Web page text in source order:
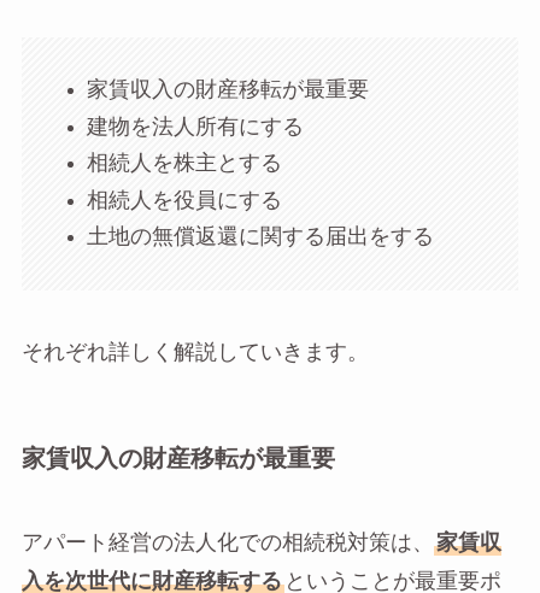
家賃収入の財産移転が最重要
建物を法人所有にする
相続人を株主とする
相続人を役員にする
土地の無償返還に関する届出をする
それぞれ詳しく解説していきます。
家賃収入の財産移転が最重要
アパート経営の法人化での相続税対策は、
家賃収
入を次世代に財産移転するということが最重要ポ